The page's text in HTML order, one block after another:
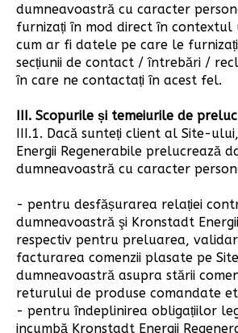
dumneavoastră cu caracter
furnizați în mod direct în contextul
cum ar fi datele pe care le
secțiunii de contact / întrebări /
în care ne contactați în acest fel.
III. Scopurile și temeiurile de
III.1. Dacă sunteți client al Site-
Energii Regenerabile prelucrează
dumneavoastră cu caracter
- pentru desfășurarea relației
dumneavoastră şi Kronstadt
respectiv pentru preluarea,
facturarea comenzii plasate pe
dumneavoastră asupra stării
returului de produse comandate
- pentru îndeplinirea obligațiilor
incumbă Kronstadt Energii